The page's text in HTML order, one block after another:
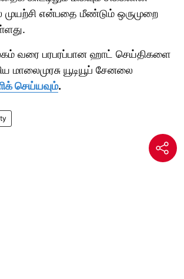
என்பதை மீண்டும் ஒருமுறை
வரை பரபரப்பான ஹாட் செய்திகளை
மாலைமுரசு யூடியூப் சேனலை
செய்யவும்.